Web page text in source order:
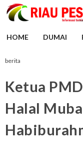
HOME DUMAI
berita
Ketua
Halal